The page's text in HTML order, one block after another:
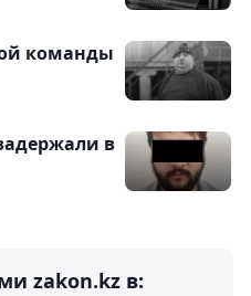
команды
в
zakon.kz в: